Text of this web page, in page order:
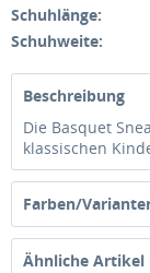
Schuhlänge:
Schuhweite:
Beschreibung
Die Basquet
klassischen
Farben/
Ähnliche Artikel